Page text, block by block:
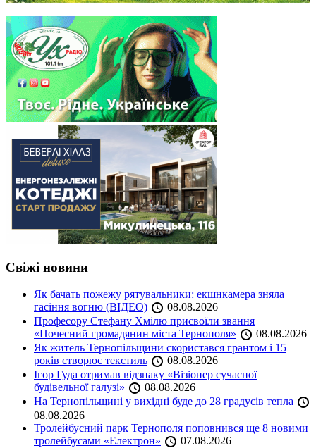
Свіжі новини
Як бачать пожежу рятувальники: екшнкамера зняла
гасіння вогню (ВІДЕО)
08.08.2026
Професору Стефану Хмілю присвоїли звання
«Почесний громадянин міста Тернополя»
08.08.2026
Як житель Тернопільщини скористався грантом і 15
років створює текстиль
08.08.2026
Ігор Гуда отримав відзнаку «Візіонер сучасної
будівельної галузі»
08.08.2026
На Тернопільщині у вихідні буде до 28 градусів тепла
08.08.2026
Тролейбусний парк Тернополя поповнився ще 8 новими
тролейбусами «Електрон»
07.08.2026